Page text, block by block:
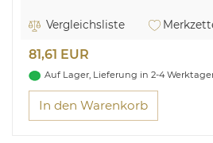
Vergleichsliste
81,61 EUR
Auf Lager, Lieferung in 2-4
In den Warenkorb